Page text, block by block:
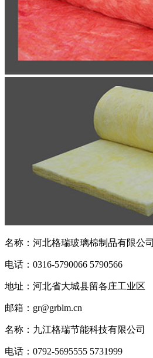
名称：河北格瑞玻璃棉制品有限公司
电话：0316-5790066 5790566
地址：河北省大城县留各庄工业区
邮箱：gr@grblm.cn
名称：九江格瑞节能科技有限公司
电话：0792-5695555 5731999